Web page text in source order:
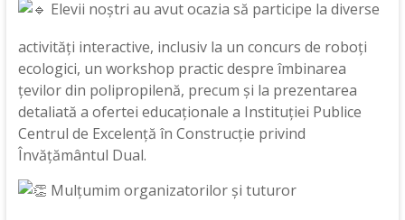
Elevii noștri au avut ocazia să participe la diverse
activități interactive, inclusiv la un concurs de roboți
ecologici, un workshop practic despre îmbinarea
țevilor din polipropilenă, precum și la prezentarea
detaliată a ofertei educaționale a Instituției Publice
Centrul de Excelență în Construcție privind
Învățământul Dual.
Mulțumim organizatorilor și tuturor